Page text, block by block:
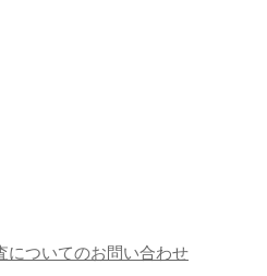
についてのお問い合わせ